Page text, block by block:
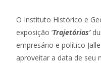
O Instituto Histórico e
exposição ‘Trajetórias’
empresário e político
aproveitar a data de seu